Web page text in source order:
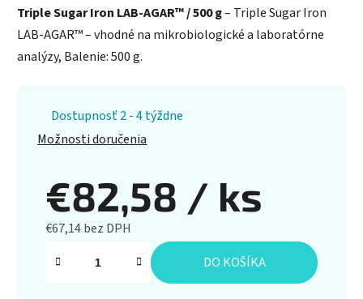
Triple Sugar Iron LAB-AGAR™ / 500 g– Triple Sugar Iron
LAB-AGAR™ – vhodné na mikrobiologické a laboratórne
analýzy, Balenie: 500 g.
Dostupnosť 2 - 4 týždne
Možnosti doručenia
€82,58 / ks
€67,14 bez DPH
Jednotková cena:
DO KOŠÍKA